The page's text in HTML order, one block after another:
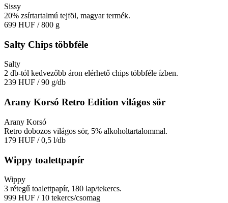
Sissy
20% zsírtartalmú tejföl, magyar termék.
699 HUF / 800 g
Salty Chips többféle
Salty
2 db-tól kedvezőbb áron elérhető chips többféle ízben.
239 HUF / 90 g/db
Arany Korsó Retro Edition világos sör
Arany Korsó
Retro dobozos világos sör, 5% alkoholtartalommal.
179 HUF / 0,5 l/db
Wippy toalettpapír
Wippy
3 rétegű toalettpapír, 180 lap/tekercs.
999 HUF / 10 tekercs/csomag